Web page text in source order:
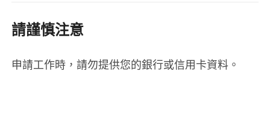
請謹慎注意
申請工作時，請勿提供您的銀行或信用卡資料。